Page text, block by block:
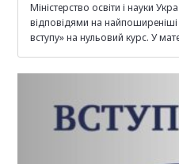
Міністерство освіти і науки
відповідями на
вступу» на нульовий курс. У